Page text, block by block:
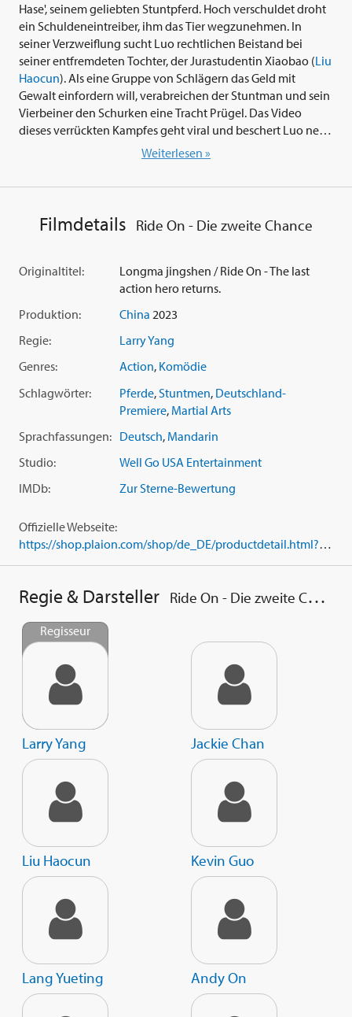
Hase', seinem geliebten Stuntpferd. Hoch verschuldet droht
ein Schuldeneintreiber, ihm das Tier wegzunehmen. In
seiner Verzweiflung sucht Luo rechtlichen Beistand bei
seiner entfremdeten Tochter, der Jurastudentin Xiaobao (Liu
Haocun). Als eine Gruppe von Schlägern das Geld mit
Gewalt einfordern will, verabreichen der Stuntman und sein
Vierbeiner den Schurken eine Tracht Prügel. Das Video
dieses verrückten Kampfes geht viral und beschert Luo neue
Jobs, zieht aber auch den Zorn der Kredithaie auf sich...
Master') ebenso erfolgreich wie in Hollywood ('Rush Hour').
In der Actionkomödie 'Ride On - Die zweite Chance' (2023)
Yangendlich wieder so, wie seine Fans ihn kennen und
lieben. Sein unverwechselbarer Kampfstil, einfallsreich
Arts beherrscht, sorgen für Spaß und Spannung.
Weiterlesen »
Filmdetails Ride On - Die zweite Chance
Originaltitel:
Longma jingshen / Ride On - The last
action hero returns.
Produktion:
China 2023
Regie:
Larry Yang
Genres:
Action, Komödie
Schlagwörter:
Pferde, Stuntmen, Deutschland-
Premiere, Martial Arts
Sprachfassungen: Deutsch, Mandarin
Studio:
Well Go USA Entertainment
IMDb:
Zur Sterne-Bewertung
Offizielle Webseite:
https://shop.plaion.com/shop/de_DE/productdetail.html?id=1108671
Regie & Darsteller Ride On - Die zweite Chance
Regisseur
Larry Yang Jackie Chan
Liu Haocun Kevin Guo
Lang Yueting Andy On